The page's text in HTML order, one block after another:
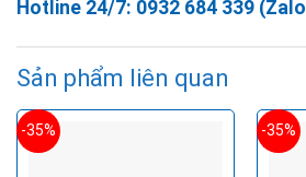
Hotline 24/7: 0932 684 339
Sản phẩm liên quan
-35% -35%